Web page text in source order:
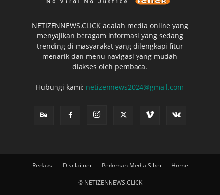
NETIZENNEWS.CLICK adalah media online yang
menyajikan beragam informasi yang sedang
trending di masyarakat yang dilengkapi fitur
menarik dan menu navigasi yang mudah
diakses oleh pembaca.
Hubungi kami: netizennews2024@gmail.com
Redaksi Disclaimer Pedoman Media Siber Home
© NETIZENNEWS.CLICK